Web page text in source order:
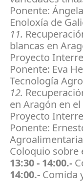
Ponente:
Enoloxía de
11.
blancas en
Proyecto
Ponente: Eva
Tecnología
12.
en Aragón en
Proyecto
Ponente:
Coloquio sobre
13:30 - 14:00.-
14:00.- Comida